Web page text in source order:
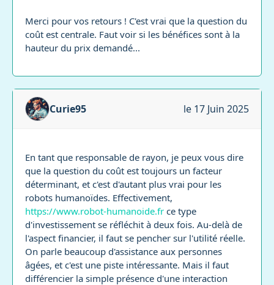
Merci pour vos retours ! C'est vrai que la question du
coût est centrale. Faut voir si les bénéfices sont à la
hauteur du prix demandé...
Curie95 le 17 Juin 2025
En tant que responsable de rayon, je peux vous dire
que la question du coût est toujours un facteur
déterminant, et c'est d'autant plus vrai pour les
robots humanoïdes. Effectivement,
https://www.robot-humanoide.fr ce type
d'investissement se réfléchit à deux fois. Au-delà de
l'aspect financier, il faut se pencher sur l'utilité réelle.
On parle beaucoup d'assistance aux personnes
âgées, et c'est une piste intéressante. Mais il faut
différencier la simple présence d'une interaction